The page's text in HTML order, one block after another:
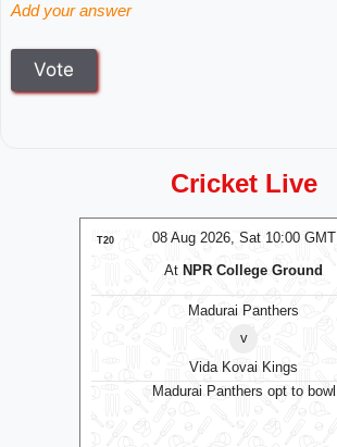
Add your answer
Cricket Live
08 Aug 2026, Sat 10:00 GMT
T20
At NPR College Ground
Madurai Panthers
v
Vida Kovai Kings
Madurai Panthers opt to bowl